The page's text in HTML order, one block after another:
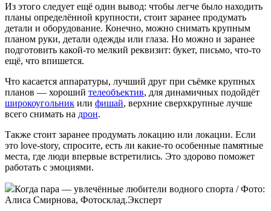
Из этого следует ещё один вывод: чтобы легче было находить
планы определённой крупности, стоит заранее продумать
детали и оборудование. Конечно, можно снимать крупным
планом руки, детали одежды или глаза. Но можно и заранее
подготовить какой-то мелкий реквизит: букет, письмо, что-то
ещё, что впишется.
Что касается аппаратуры, лучший друг при съёмке крупных
планов — хороший телеобъектив, для динамичных подойдёт
широкоугольник или фишай, верхние сверхкрупные лучше
всего снимать на дрон.
Также стоит заранее продумать локацию или локации. Если
это love-story, спросите, есть ли какие-то особенные памятные
места, где люди впервые встретились. Это здорово поможет
работать с эмоциями.
Когда пара — увлечённые любители водного спорта / Фото:
Алиса Смирнова, Фотосклад.Эксперт